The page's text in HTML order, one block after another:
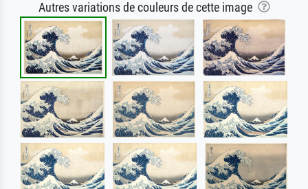
Autres variations de couleurs de cette image